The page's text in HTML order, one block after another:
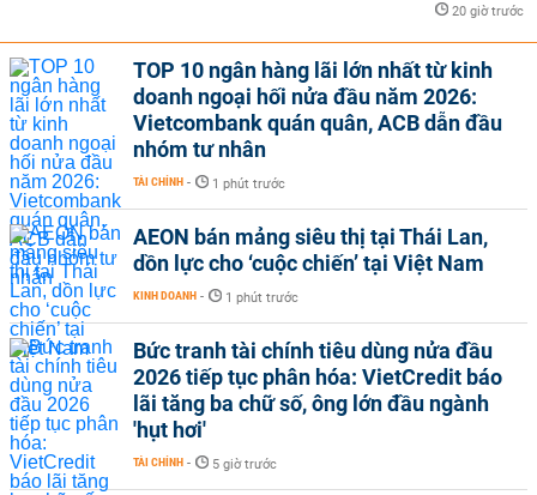
20 giờ trước
TOP 10 ngân hàng lãi lớn nhất từ kinh
doanh ngoại hối nửa đầu năm 2026:
Vietcombank quán quân, ACB dẫn đầu
nhóm tư nhân
TÀI CHÍNH - 1 phút trước
AEON bán mảng siêu thị tại Thái Lan,
dồn lực cho ‘cuộc chiến’ tại Việt Nam
KINH DOANH - 1 phút trước
Bức tranh tài chính tiêu dùng nửa đầu
2026 tiếp tục phân hóa: VietCredit báo
lãi tăng ba chữ số, ông lớn đầu ngành
'hụt hơi'
TÀI CHÍNH - 5 giờ trước